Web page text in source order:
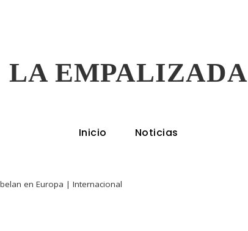
LA EMPALIZADA
Inicio Noticias
en Europa | Internacional